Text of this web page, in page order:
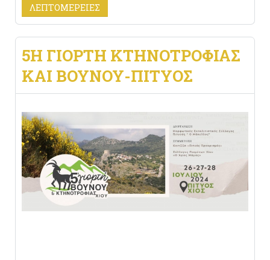
ΛΕΠΤΟΜΈΡΕΙΕΣ
5H ΓΙΟΡΤΗ ΚΤΗΝΟΤΡΟΦΙΑΣ
ΚΑΙ ΒΟΥΝΟΥ-ΠΙΤΥΟΣ